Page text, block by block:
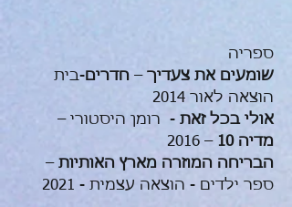
ספריה
שומעים את צעדיך – חדרים-בית
הוצאה לאור 2014
אולי בכל זאת - רומן היסטורי –
מדיה 10
– 2016
הבריחה המוזרה מארץ האותיות –
ספר ילדים - הוצאה עצמית - 2021